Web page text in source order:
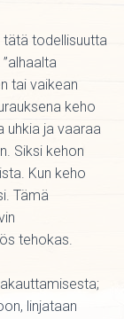
P
tätä todellisuutta
tai vaikean
keho
uhkia ja vaaraa
Siksi kehon
Kun keho
Tämä
tehokas.
linjataan